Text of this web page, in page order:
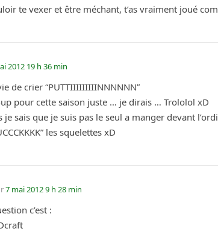
te vexer et être méchant, t’as vraiment joué
2012 19 h 36 min
de crier “PUTTIIIIIIIIINNNNNN”
pour cette saison juste … je dirais … Trololol xD
je sais que je suis pas le seul a manger devant
les squelettes xD
7 mai 2012 9 h 28 min
c’est :